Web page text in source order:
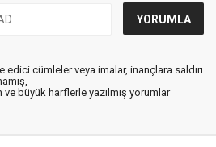
edici cümleler veya imalar, inançlara saldırı
büyük harflerle yazılmış yorumlar